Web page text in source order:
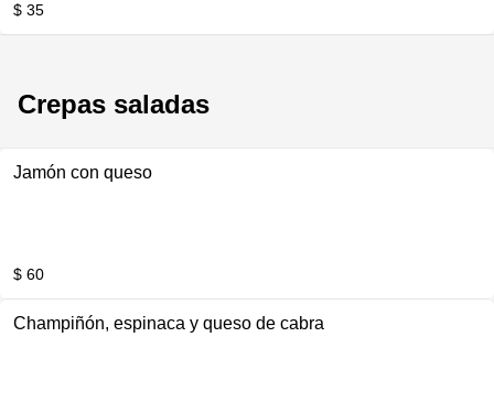
$ 35
Crepas saladas
Jamón con queso
$ 60
Champiñón, espinaca y queso de cabra